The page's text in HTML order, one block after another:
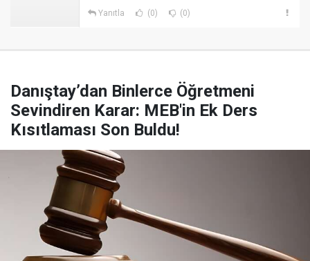
Yanıtla (0) (0)
Danıştay’dan Binlerce Öğretmeni
Sevindiren Karar: MEB'in Ek Ders
Kısıtlaması Son Buldu!